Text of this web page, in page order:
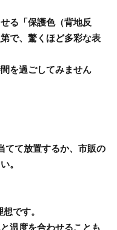
る「保護色（背地反
で、驚くほど多彩な表
を過ごしてみません
てて放置するか、市販の
。
です。
温度を合わせることも